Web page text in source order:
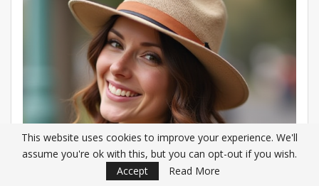
АКСЕСУАРИ
🎩 Як підібрати капелюх до образу
This website uses cookies to improve your experience. We'll
assume you're ok with this, but you can opt-out if you wish.
Accept
Read More